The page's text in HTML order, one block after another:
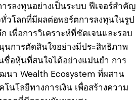
รลงทุนอย่างเป็นระบบ ฟีเจอร์สำคัญ
วโลกที่มีผลต่อพอร์ตการลงทุนในรูป
เพื่อการวิเคราะห์ที่ชัดเจนและรอบ
การตัดสินใจอย่างมีประสิทธิภาพ
อหุ้นที่สนใจได้อย่างแม่นยำ การ
นา Wealth Ecosystem ที่ผสาน
นโลยีทางการเงิน เพื่อสร้างความ